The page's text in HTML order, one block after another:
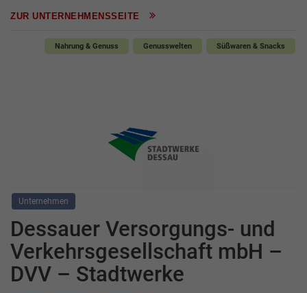
ZUR UNTERNEHMENSSEITE
Nahrung & Genuss Genusswelten Süßwaren & Snacks
Unternehmen
Dessauer Versorgungs- und
Verkehrsgesellschaft mbH –
DVV – Stadtwerke